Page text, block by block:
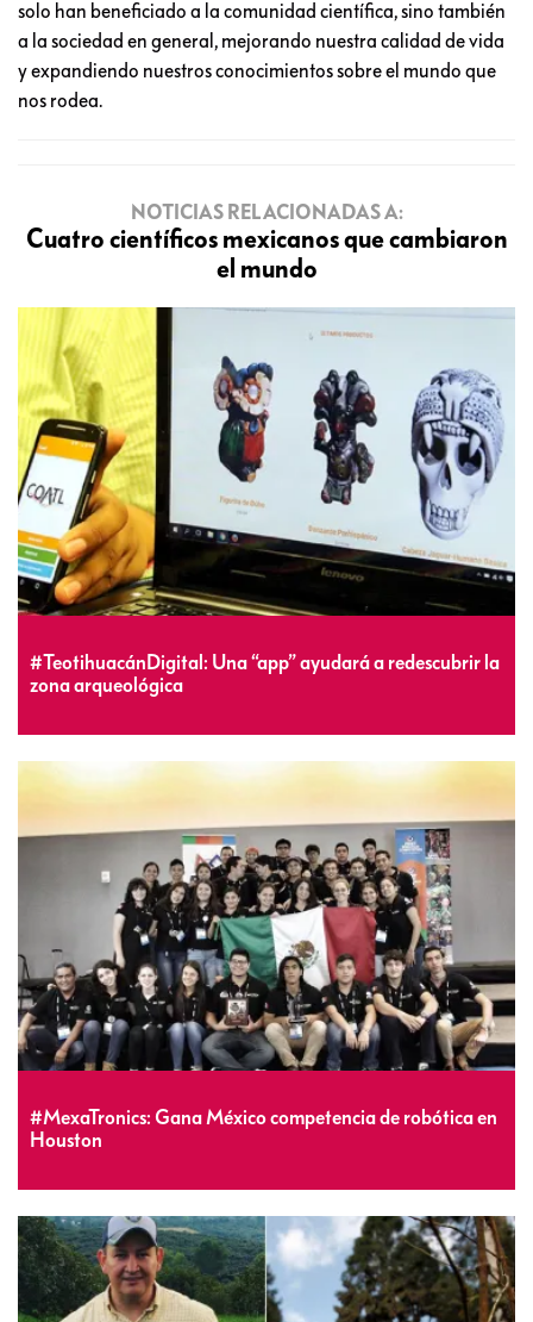
solo han beneficiado a la comunidad científica, sino también
a la sociedad en general, mejorando nuestra calidad de vida
y expandiendo nuestros conocimientos sobre el mundo que
nos rodea.
NOTICIAS RELACIONADAS A:
Cuatro científicos mexicanos que cambiaron
el mundo
#TeotihuacánDigital: Una “app” ayudará a redescubrir la
zona arqueológica
#MexaTronics: Gana México competencia de robótica en
Houston